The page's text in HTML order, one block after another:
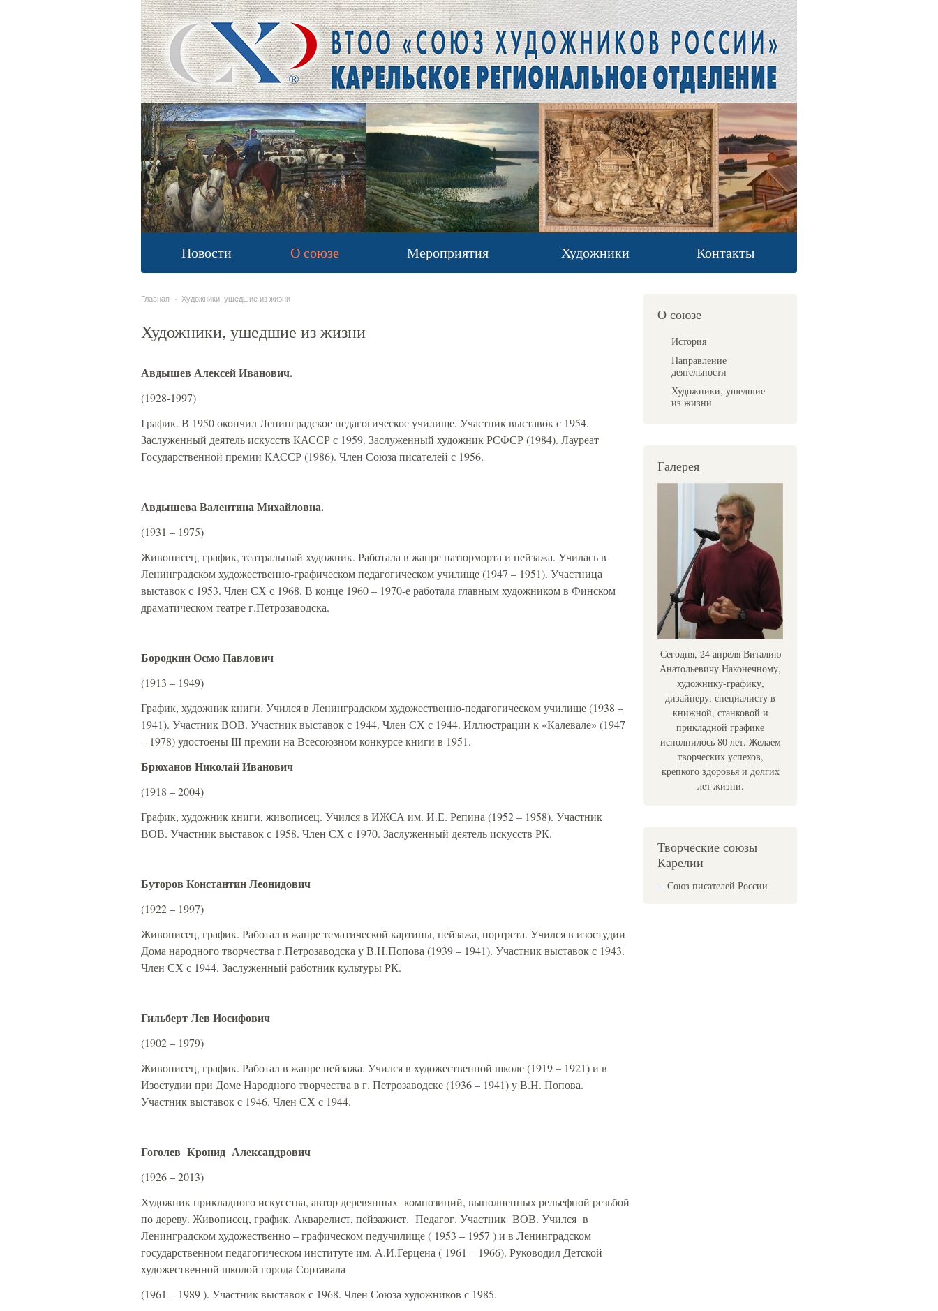
Новости О союзе Мероприятия Художники Контакты
О союзе
История
Направление
деятельности
Художники, ушедшие
из жизни
Галерея
Сегодня, 24 апреля Виталию
Анатольевичу Наконечному,
художнику-графику,
дизайнеру, специалисту в
книжной, станковой и
прикладной графике
исполнилось 80 лет. Желаем
творческих успехов,
крепкого здоровья и долгих
лет жизни.
Творческие союзы
Карелии
Союз писателей России
Главная Художники, ушедшие из жизни
Художники, ушедшие из жизни
Авдышев Алексей Иванович.
(1928-1997)
График. В 1950 окончил Ленинградское педагогическое училище. Участник выставок с 1954.
Заслуженный деятель искусств КАССР с 1959. Заслуженный художник РСФСР (1984). Лауреат
Государственной премии КАССР (1986). Член Союза писателей с 1956.
Авдышева Валентина Михайловна.
(1931 – 1975)
Живописец, график, театральный художник. Работала в жанре натюрморта и пейзажа. Училась в
Ленинградском художественно-графическом педагогическом училище (1947 – 1951). Участница
выставок с 1953. Член СХ с 1968. В конце 1960 – 1970-е работала главным художником в Финском
драматическом театре г.Петрозаводска.
Бородкин Осмо Павлович
(1913 – 1949)
График, художник книги. Учился в Ленинградском художественно-педагогическом училище (1938 –
1941). Участник ВОВ. Участник выставок с 1944. Член СХ с 1944. Иллюстрации к «Калевале» (1947
– 1978) удостоены III премии на Всесоюзном конкурсе книги в 1951.
Брюханов Николай Иванович
(1918 – 2004)
График, художник книги, живописец. Учился в ИЖСА им. И.Е. Репина (1952 – 1958). Участник
ВОВ. Участник выставок с 1958. Член СХ с 1970. Заслуженный деятель искусств РК.
Буторов Константин Леонидович
(1922 – 1997)
Живописец, график. Работал в жанре тематической картины, пейзажа, портрета. Учился в изостудии
Дома народного творчества г.Петрозаводска у В.Н.Попова (1939 – 1941). Участник выставок с 1943.
Член СХ с 1944. Заслуженный работник культуры РК.
Гильберт Лев Иосифович
(1902 – 1979)
Живописец, график. Работал в жанре пейзажа. Учился в художественной школе (1919 – 1921) и в
Изостудии при Доме Народного творчества в г. Петрозаводске (1936 – 1941) у В.Н. Попова.
Участник выставок с 1946. Член СХ с 1944.
Гоголев Кронид Александрович
(1926 – 2013)
Художник прикладного искусства, автор деревянных композиций, выполненных рельефной резьбой
по дереву. Живописец, график. Акварелист, пейзажист. Педагог. Участник ВОВ. Учился в
Ленинградском художественно – графическом педучилище ( 1953 – 1957 ) и в Ленинградском
государственном педагогическом институте им. А.И.Герцена ( 1961 – 1966). Руководил Детской
художественной школой города Сортавала
(1961 – 1989 ). Участник выставок с 1968. Член Союза художников с 1985.